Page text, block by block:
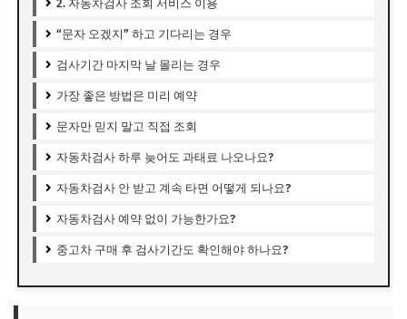
2. 자동차검사 조회 서비스 이용
“문자 오겠지” 하고 기다리는 경우
검사기간 마지막 날 몰리는 경우
가장 좋은 방법은 미리 예약
문자만 믿지 말고 직접 조회
자동차검사 하루 늦어도 과태료 나오나요?
자동차검사 안 받고 계속 타면 어떻게 되나요?
자동차검사 예약 없이 가능한가요?
중고차 구매 후 검사기간도 확인해야 하나요?